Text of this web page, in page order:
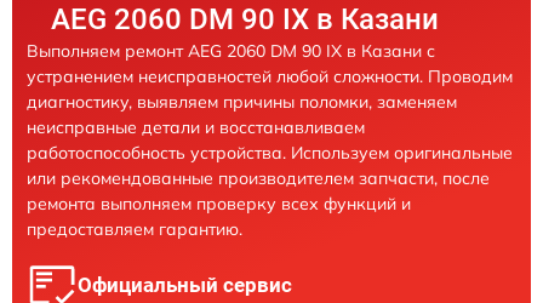
AEG 2060 DM 90 IX в Казани
Выполняем ремонт AEG 2060 DM 90 IX в Казани с
устранением неисправностей любой сложности. Проводим
диагностику, выявляем причины поломки, заменяем
неисправные детали и восстанавливаем
работоспособность устройства. Используем оригинальные
или рекомендованные производителем запчасти, после
ремонта выполняем проверку всех функций и
предоставляем гарантию.
Официальный сервис